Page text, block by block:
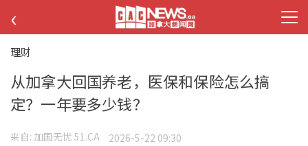
‹
理财
从加拿大回国养老，医保和保险怎么搞
定？一年要多少钱？
来自: 加国无忧 51.CA 2026-5-22 09:30